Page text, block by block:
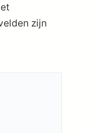
zijn